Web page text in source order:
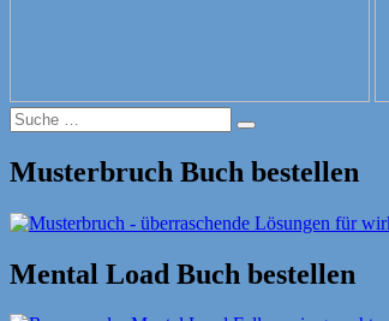
Suche
nach:
Suche
Musterbruch Buch bestellen
Mental Load Buch bestellen